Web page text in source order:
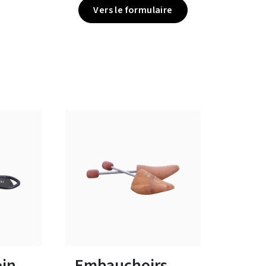
Vers le formulaire